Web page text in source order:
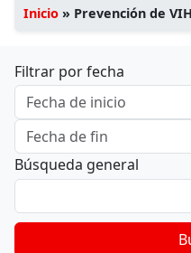
Inicio » Prevención de
Filtrar por fecha
Búsqueda general